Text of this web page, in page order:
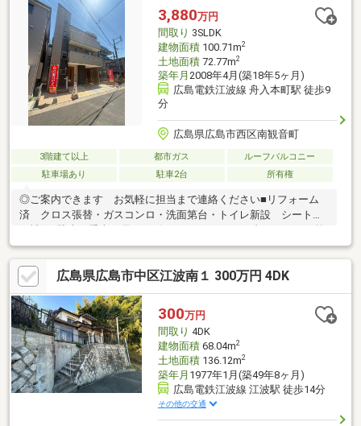
観音店まで 徒歩2分〇舟入川口町電停まで 徒歩12分
3,880万円
間取り 3SLDK
建物面積100.71m2
土地面積72.77m2
築年月 2008年4月(築18年5ヶ月)
広島電鉄江波線 舟入本町駅 徒歩9
分
広島県広島市西区南観音町
3階建て以上 都市ガス
ルーフバルコニー
駐車場あり
駐車2台 所有権
◎ご案内できます お気軽に担当まで連絡ください■リフォーム
済 クロス張替・ガスコンロ・洗面第台・トイレ新設 シート張
スペース1台(車種による)■暮らし便利な施設が徒歩10分内 セ
ブンイレブン・ローソンなどコンビニ徒歩４分 スーパー スパ
ーク１0分・ピュアークック徒歩13分 舟入市民病院 徒歩7
分 観音小学校・観音中学校 徒歩10分■納戸・ウォークイン
クローゼットなど収納充実■心地よい風通しと眺望爽やかなルー
フバルコニー■照明・レースカーテン 全室設置 リビングルー
ムにドレープカーテン付き
広島県広島市中区江波南１ 300万円 4DK
300万円
間取り 4DK
建物面積68.04m2
土地面積136.12m2
築年月 1977年1月(築49年8ヶ月)
広島電鉄江波線 江波駅 徒歩14分
その他の交通